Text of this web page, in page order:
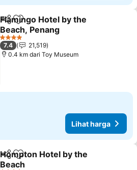
KongsiTambah ke favorit
Flamingo Hotel by the
Beach, Penang
4 Bintang
7.4
21,519
0.4 km dari Toy Museum
Lihat harga
KongsiTambah ke favorit
Hompton Hotel by the
Beach